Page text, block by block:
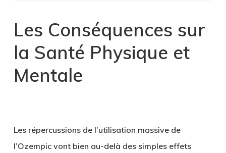
Les Conséquences sur
la Santé Physique et
Mentale
Les répercussions de l’utilisation massive de
l’Ozempic vont bien au-delà des simples effets